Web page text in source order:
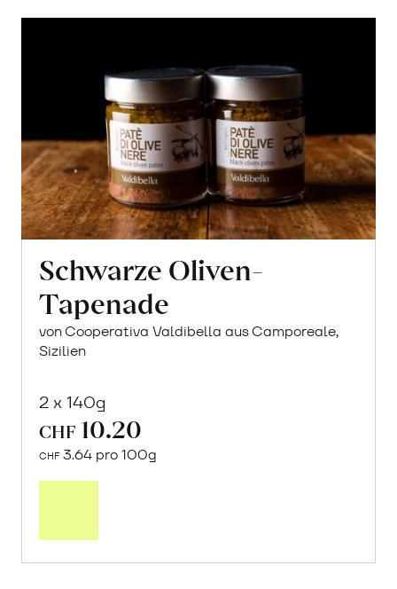
Schwarze Oliven-
Tapenade
von Cooperativa Valdibella aus Camporeale,
Sizilien
2 x 140g
CHF 10.20
CHF 3.64 pro 100g